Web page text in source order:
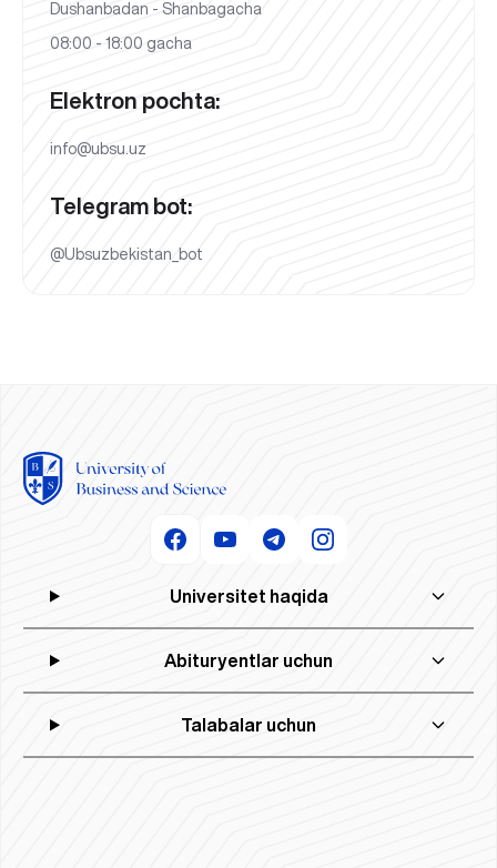
Dushanbadan - Shanbagacha
08:00 - 18:00 gacha
Elektron pochta:
info@ubsu.uz
Telegram bot:
@Ubsuzbekistan_bot
Universitet haqida
Abituryentlar uchun
Talabalar uchun